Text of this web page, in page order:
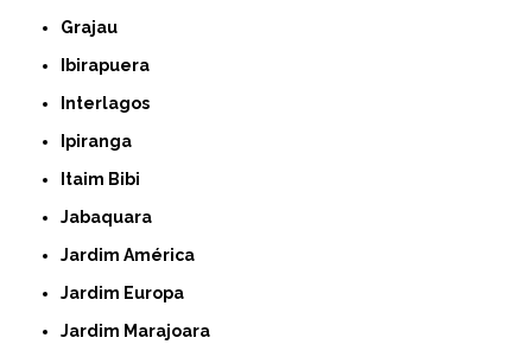
Grajau
Ibirapuera
Interlagos
Ipiranga
Itaim Bibi
Jabaquara
Jardim América
Jardim Europa
Jardim Marajoara